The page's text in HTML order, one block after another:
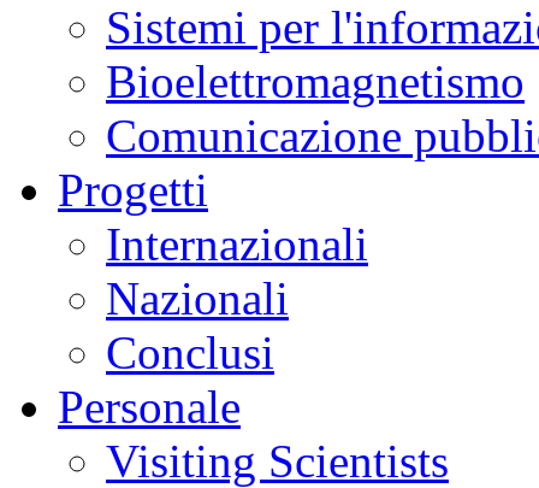
Sistemi per
Bioelettromagnetismo
Comunicazione
Progetti
Internazionali
Nazionali
Conclusi
Personale
Visiting Scientists